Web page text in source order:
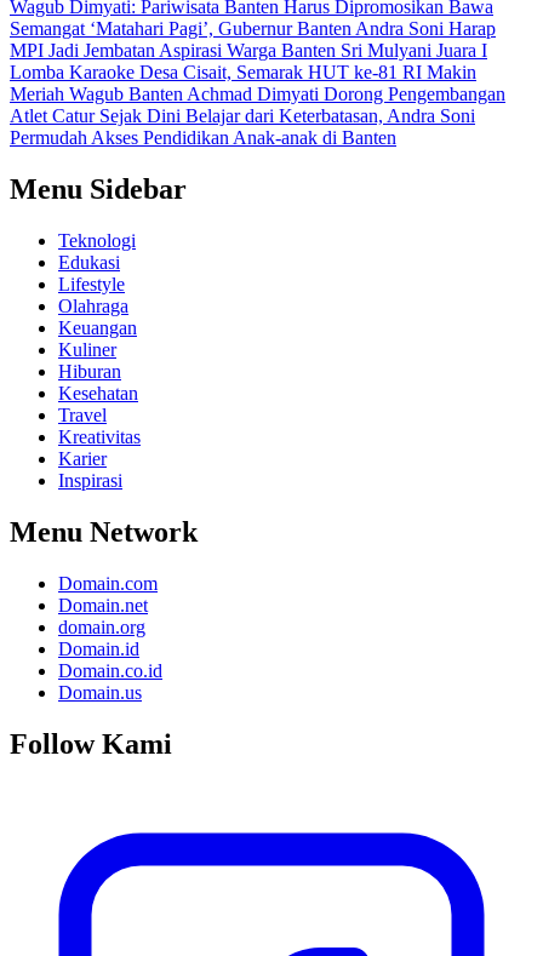
Wagub Dimyati: Pariwisata Banten Harus Dipromosikan Bawa
Semangat ‘Matahari Pagi’, Gubernur Banten Andra Soni Harap
MPI Jadi Jembatan Aspirasi Warga Banten Sri Mulyani Juara I
Lomba Karaoke Desa Cisait, Semarak HUT ke-81 RI Makin
Meriah Wagub Banten Achmad Dimyati Dorong Pengembangan
Atlet Catur Sejak Dini Belajar dari Keterbatasan, Andra Soni
Permudah Akses Pendidikan Anak-anak di Banten
Menu Sidebar
Teknologi
Edukasi
Lifestyle
Olahraga
Keuangan
Kuliner
Hiburan
Kesehatan
Travel
Kreativitas
Karier
Inspirasi
Menu Network
Domain.com
Domain.net
domain.org
Domain.id
Domain.co.id
Domain.us
Follow Kami